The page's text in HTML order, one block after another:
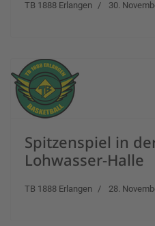
TB 1888 Erlangen 30.
Spitzenspiel in
Lohwasser-Halle
TB 1888 Erlangen 28.